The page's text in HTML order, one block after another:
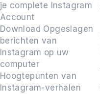
je complete Instagram
Account
Download Opgeslagen
berichten van
Instagram op uw
computer
Hoogtepunten van
Instagram-verhalen